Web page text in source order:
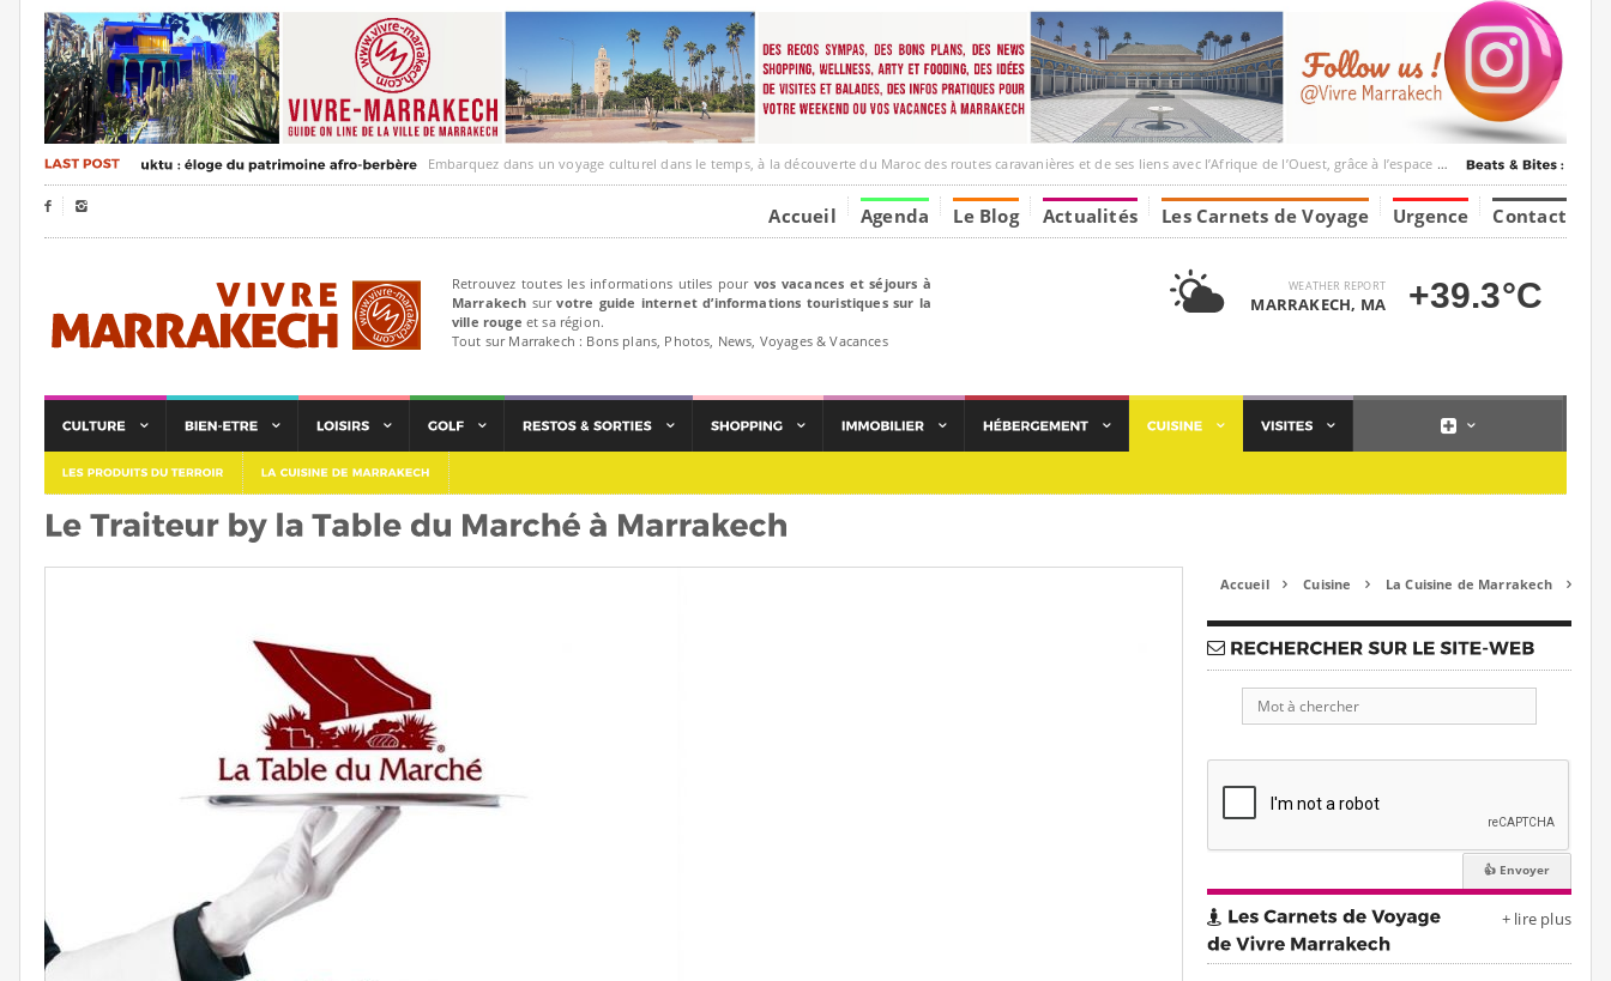
Embarquez dans un voyage culturel dans le temps, à la découverte du Maroc des routes caravanières et de ses liens avec l’Afrique de l’Ouest, grâce à l’espace Marrakesh-Tumbuktu.
  Accueil Agenda Le Blog Actualités Les Carnets de Voyage Urgence Contact
Retrouvez toutes les informations utiles pour vos vacances et séjours à
Marrakech survotre guide internet d’informations touristiques sur la
ville rouge et sa région.
Tout sur Marrakech : Bons plans, Photos, News, Voyages & Vacances
WEATHER REPORT
MARRAKECH, MA +39.3°C
Accueil  Cuisine  La Cuisine de Marrakech 
+ lire plus